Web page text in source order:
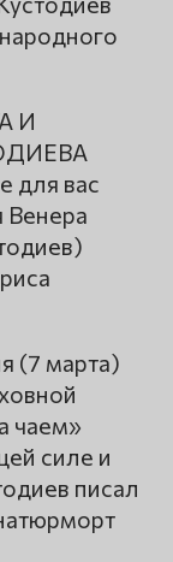
И
для вас
Венера
(7 марта)
чаем»
силе и
писал